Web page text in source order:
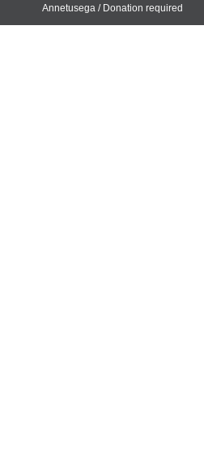
Annetusega / Donation required